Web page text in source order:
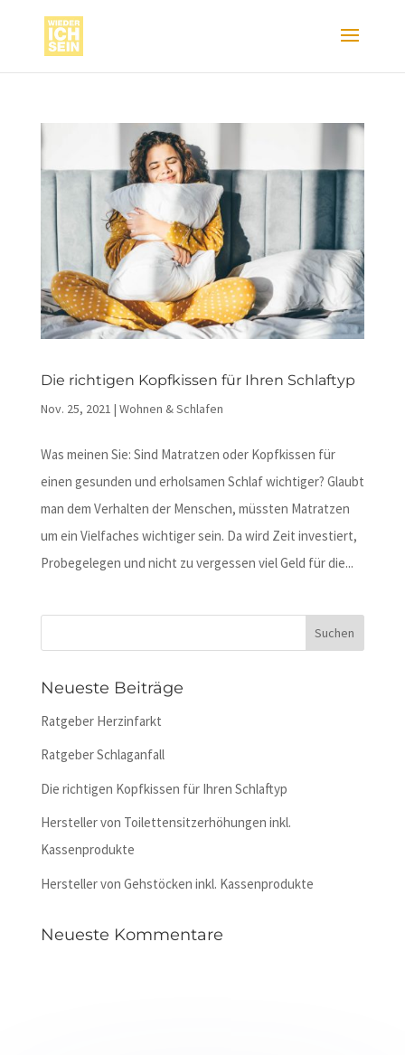
Die richtigen Kopfkissen für Ihren Schlaftyp
Nov. 25, 2021 | Wohnen & Schlafen
Was meinen Sie: Sind Matratzen oder Kopfkissen für
einen gesunden und erholsamen Schlaf wichtiger? Glaubt
man dem Verhalten der Menschen, müssten Matratzen
um ein Vielfaches wichtiger sein. Da wird Zeit investiert,
Probegelegen und nicht zu vergessen viel Geld für die...
Neueste Beiträge
Ratgeber Herzinfarkt
Ratgeber Schlaganfall
Die richtigen Kopfkissen für Ihren Schlaftyp
Hersteller von Toilettensitzerhöhungen inkl.
Kassenprodukte
Hersteller von Gehstöcken inkl. Kassenprodukte
Neueste Kommentare